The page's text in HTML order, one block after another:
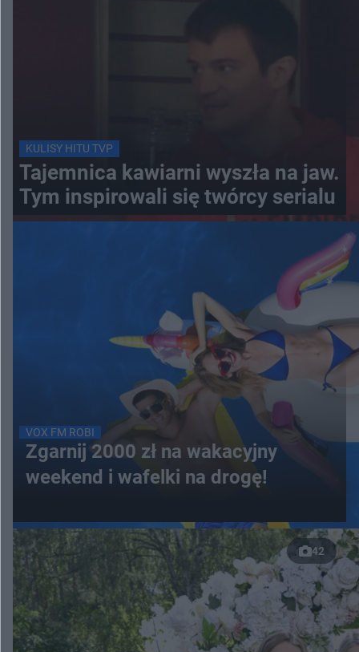
KULISY HITU TVP
Tajemnica kawiarni wyszła na jaw.
Tym inspirowali się twórcy serialu
VOX FM ROBI
Zgarnij 2000 zł na wakacyjny
weekend i wafelki na drogę!
42